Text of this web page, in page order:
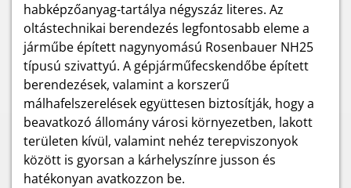
habképzőanyag-tartálya négyszáz literes. Az
oltástechnikai berendezés legfontosabb eleme a
járműbe épített nagynyomású Rosenbauer NH25
típusú szivattyú. A gépjárműfecskendőbe épített
berendezések, valamint a korszerű
málhafelszerelések együttesen biztosítják, hogy a
beavatkozó állomány városi környezetben, lakott
területen kívül, valamint nehéz terepviszonyok
között is gyorsan a kárhelyszínre jusson és
hatékonyan avatkozzon be.